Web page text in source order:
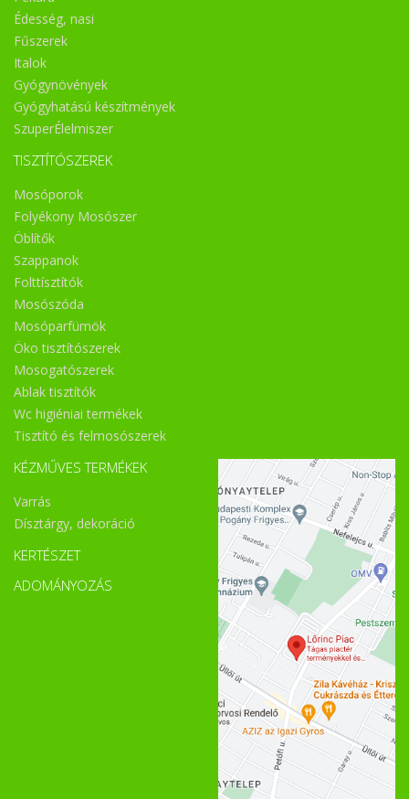
Édesség, nasi
Fűszerek
Italok
Gyógynövények
Gyógyhatású készítmények
SzuperÉlelmiszer
TISZTÍTÓSZEREK
Mosóporok
Folyékony Mosószer
Öblítők
Szappanok
Folttísztítók
Mosószóda
Mosóparfümök
Öko tisztítószerek
Mosogatószerek
Ablak tisztítók
Wc higiéniai termékek
Tisztító és felmosószerek
KÉZMŰVES TERMÉKEK
Varrás
Dísztárgy, dekoráció
KERTÉSZET
ADOMÁNYOZÁS